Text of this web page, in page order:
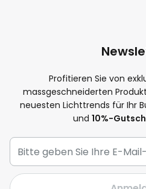
Profitieren Sie von
massgeschneiderten
neuesten Lichttrends für Ihr
und 10%-